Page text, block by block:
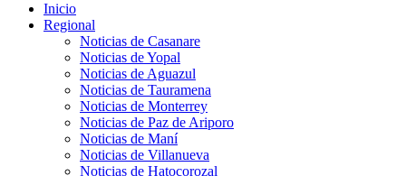
Inicio
Regional
Noticias de Casanare
Noticias de Yopal
Noticias de Aguazul
Noticias de Tauramena
Noticias de Monterrey
Noticias de Paz de Ariporo
Noticias de Maní
Noticias de Villanueva
Noticias de Hatocorozal